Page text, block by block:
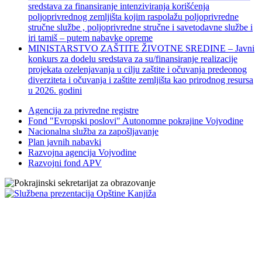
sredstava za finansiranje intenziviranja korišćenja
poljoprivrednog zemljišta kojim raspolažu poljoprivredne
stručne službe , poljoprivredne stručne i savetodavne službe i
iri tamiš ‒ putem nabavke opreme
MINISTARSTVO ZAŠTITE ŽIVOTNE SREDINE – Javni
konkurs za dodelu sredstava za su/finansiranje realizacije
projekata ozelenjavanja u cilju zaštite i očuvanja predeonog
diverziteta i očuvanja i zaštite zemljišta kao prirodnog resursa
u 2026. godini
Agencija za privredne registre
Fond "Evropski poslovi" Autonomne pokrajine Vojvodine
Nacionalna služba za zapošljavanje
Plan javnih nabavki
Razvojna agencija Vojvodine
Razvojni fond APV